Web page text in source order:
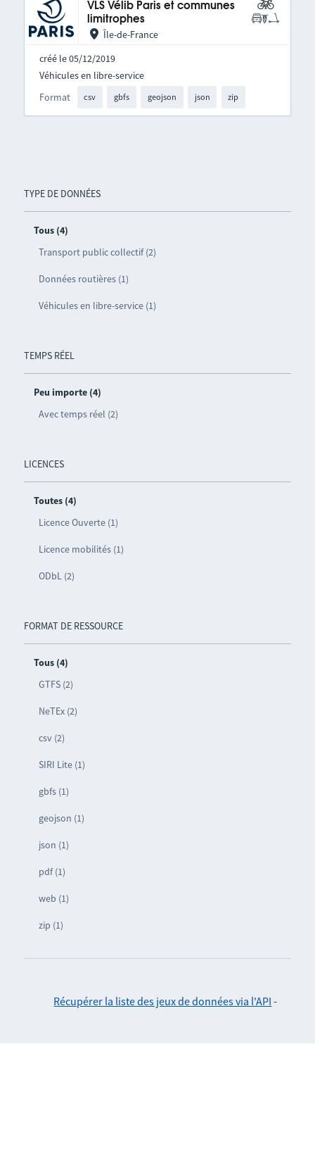
TYPE DE DONNÉES
Tous (4)
Transport public collectif (2)
Données routières (1)
Véhicules en libre-service (1)
TEMPS RÉEL
Peu importe (4)
Avec temps réel (2)
LICENCES
Toutes (4)
Licence Ouverte (1)
Licence mobilités (1)
ODbL (2)
FORMAT DE RESSOURCE
Tous (4)
GTFS (2)
NeTEx (2)
csv (2)
SIRI Lite (1)
gbfs (1)
geojson (1)
json (1)
pdf (1)
web (1)
zip (1)
VLS Vélib Paris et communes
limitrophes
Île-de-France
créé le 05/12/2019
Format csv gbfs geojson json zip
Véhicules en libre-service
Récupérer la liste des jeux de données via l'API -